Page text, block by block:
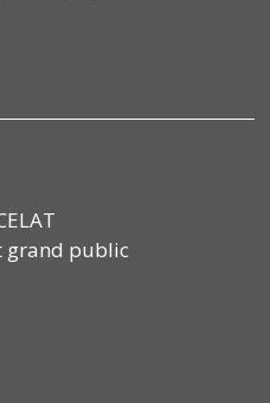
grand public